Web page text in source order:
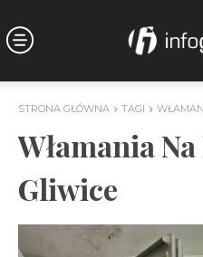
STRONA GŁÓWNA TAGI
Włamania
Gliwice